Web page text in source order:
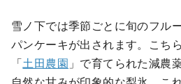
雪ノ下では季節ごとに旬のフル
パンケーキが出されます。こち
「土田農園 」で育てられた減農